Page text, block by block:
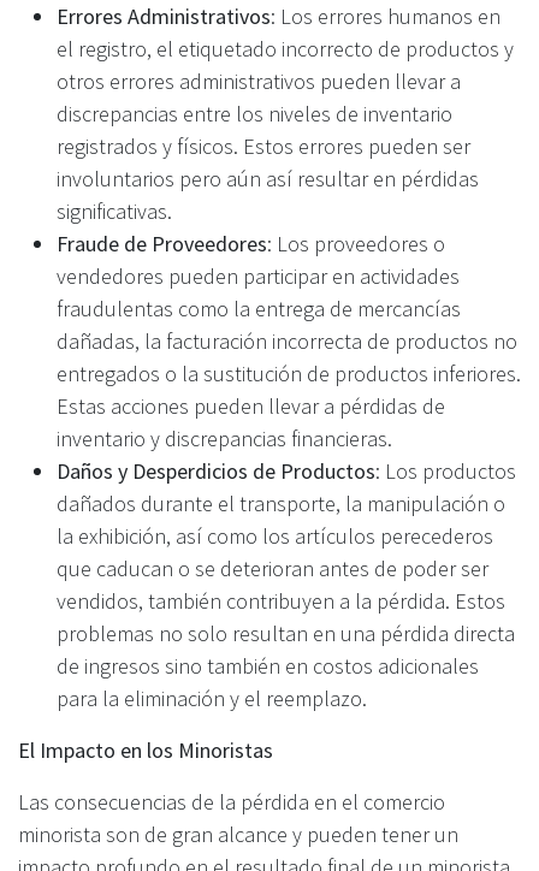
Errores Administrativos: Los errores humanos en
el registro, el etiquetado incorrecto de productos y
otros errores administrativos pueden llevar a
discrepancias entre los niveles de inventario
registrados y físicos. Estos errores pueden ser
involuntarios pero aún así resultar en pérdidas
significativas.
Fraude de Proveedores: Los proveedores o
vendedores pueden participar en actividades
fraudulentas como la entrega de mercancías
dañadas, la facturación incorrecta de productos no
entregados o la sustitución de productos inferiores.
Estas acciones pueden llevar a pérdidas de
inventario y discrepancias financieras.
Daños y Desperdicios de Productos: Los productos
dañados durante el transporte, la manipulación o
la exhibición, así como los artículos perecederos
que caducan o se deterioran antes de poder ser
vendidos, también contribuyen a la pérdida. Estos
problemas no solo resultan en una pérdida directa
de ingresos sino también en costos adicionales
para la eliminación y el reemplazo.
El Impacto en los Minoristas
Las consecuencias de la pérdida en el comercio
minorista son de gran alcance y pueden tener un